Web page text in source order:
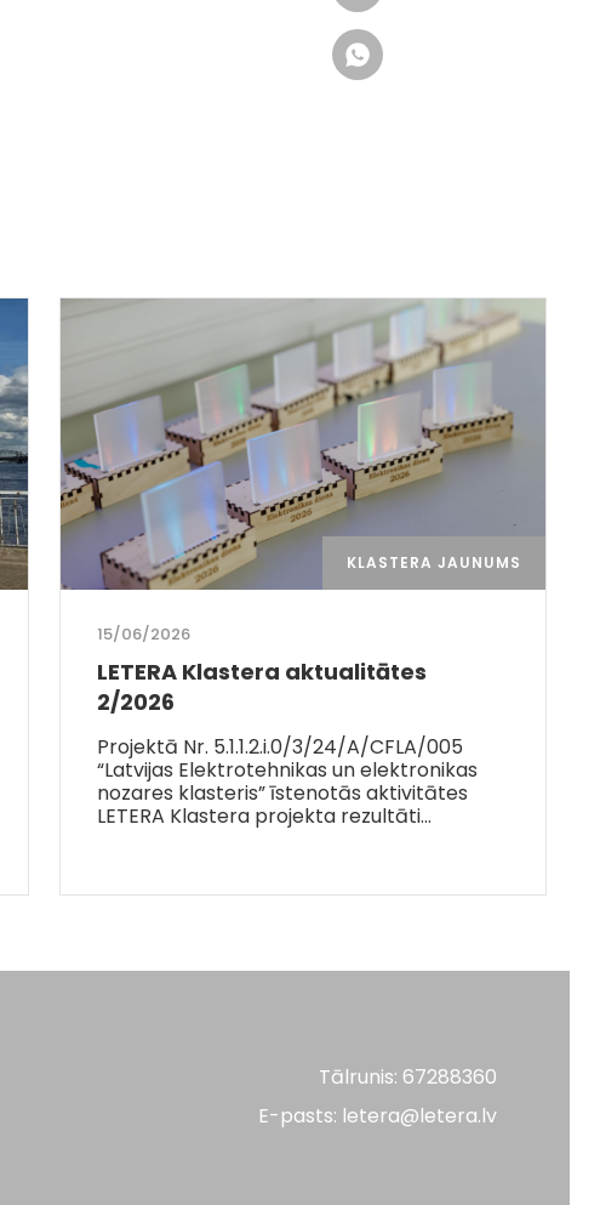
KLASTERA JAUNUMS
15/06/2026
LETERA Klastera aktualitātes
2/2026
Projektā Nr. 5.1.1.2.i.0/3/24/A/CFLA/005
“Latvijas Elektrotehnikas un elektronikas
nozares klasteris” īstenotās aktivitātes
LETERA Klastera projekta rezultāti…
Tālrunis: 67288360
E-pasts: letera@letera.lv